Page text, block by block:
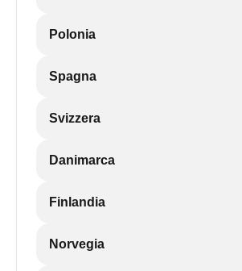
Polonia
Spagna
Svizzera
Danimarca
Finlandia
Norvegia